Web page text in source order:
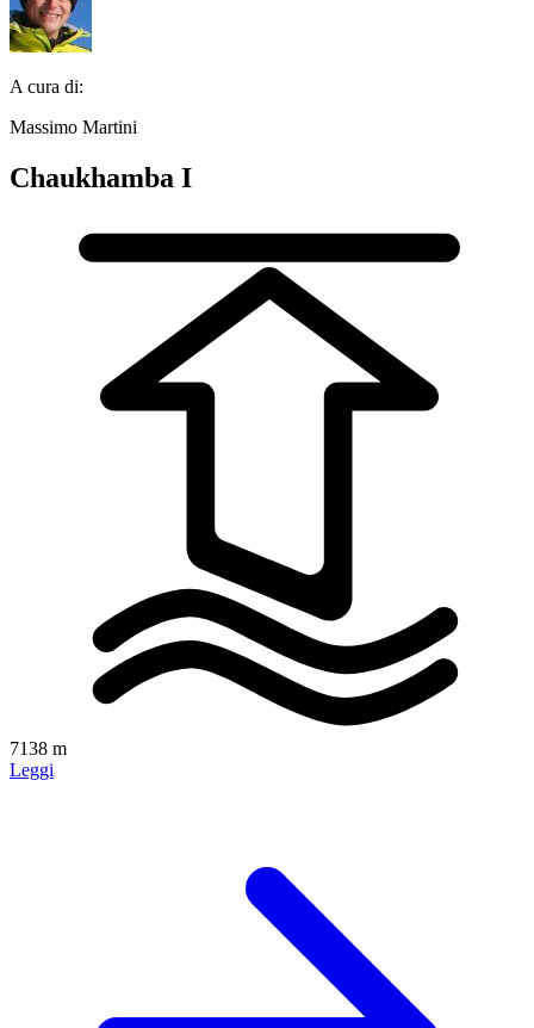
A cura di:
Massimo Martini
Chaukhamba I
7138 m
Leggi